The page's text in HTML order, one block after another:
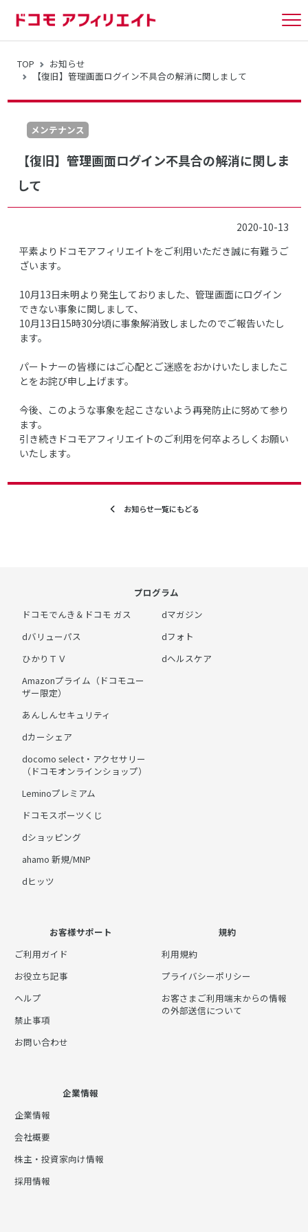
TOP
お知らせ
【復旧】管理画面ログイン不具合の解消に関しまして
メンテナンス
【復旧】管理画面ログイン不具合の解消に関しま
して
2020-10-13
平素よりドコモアフィリエイトをご利用いただき誠に有難うご
ざいます。
10月13日未明より発生しておりました、管理画面にログイン
できない事象に関しまして、
10月13日15時30分頃に事象解消致しましたのでご報告いたし
ます。
パートナーの皆様にはご心配とご迷惑をおかけいたしましたこ
とをお詫び申し上げます。
今後、このような事象を起こさないよう再発防止に努めて参り
ます。
引き続きドコモアフィリエイトのご利用を何卒よろしくお願い
いたします。
お知らせ一覧にもどる
プログラム
ドコモでんき＆ドコモ ガス
dバリューパス
ひかりＴＶ
Amazonプライム（ドコモユー
ザー限定）
あんしんセキュリティ
dカーシェア
docomo select・アクセサリー
（ドコモオンラインショップ）
Leminoプレミアム
ドコモスポーツくじ
dショッピング
ahamo 新規/MNP
dヒッツ
dマガジン
dフォト
dヘルスケア
お客様サポート
ご利用ガイド
お役立ち記事
ヘルプ
禁止事項
お問い合わせ
規約
利用規約
プライバシーポリシー
お客さまご利用端末からの情報
の外部送信について
企業情報
企業情報
会社概要
株主・投資家向け情報
採用情報